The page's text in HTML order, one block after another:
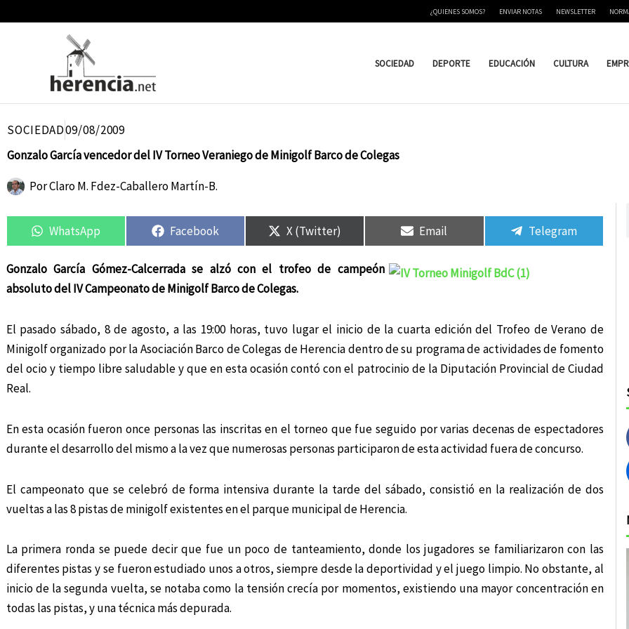
¿QUIENES SOMOS? ENVIAR NOTAS NEWSLETTER
SOCIEDAD DEPORTE EDUCACIÓN CULTURA
SOCIEDAD09/08/2009
Gonzalo García vencedor del IV Torneo Veraniego de Minigolf Barco de Colegas
PorClaro M. Fdez-Caballero Martín-B.
en
WhatsApp
en
Facebook
en
X (Twitter)
en
Email
en
Telegram
Gonzalo García Gómez-Calcerrada se alzó con el trofeo de campeón
absoluto del IV Campeonato de Minigolf Barco de Colegas.
El pasado sábado, 8 de agosto, a las 19:00 horas, tuvo lugar el inicio de la cuarta edición del Trofeo de Verano de
Minigolf organizado por la Asociación Barco de Colegas de Herencia dentro de su programa de actividades de fomento
del ocio y tiempo libre saludable y que en esta ocasión contó con el patrocinio de la Diputación Provincial de Ciudad
Real.
En esta ocasión fueron once personas las inscritas en el torneo que fue seguido por varias decenas de espectadores
durante el desarrollo del mismo a la vez que numerosas personas participaron de esta actividad fuera de concurso.
El campeonato que se celebró de forma intensiva durante la tarde del sábado, consistió en la realización de dos
vueltas a las 8 pistas de minigolf existentes en el parque municipal de Herencia.
La primera ronda se puede decir que fue un poco de tanteamiento, donde los jugadores se familiarizaron con las
diferentes pistas y se fueron estudiado unos a otros, siempre desde la deportividad y el juego limpio. No obstante, al
inicio de la segunda vuelta, se notaba como la tensión crecía por momentos, existiendo una mayor concentración en
todas las pistas, y una técnica más depurada.
en en en en en